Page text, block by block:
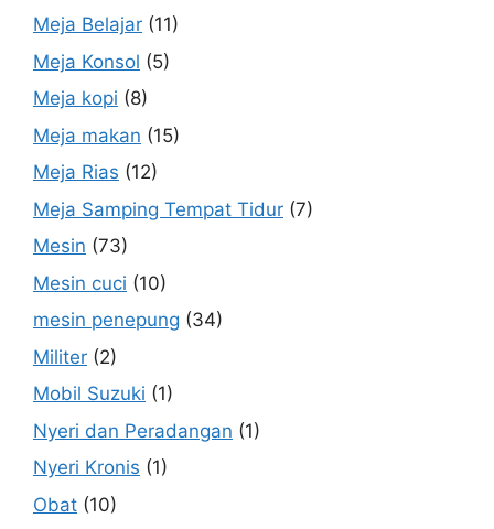
Meja Belajar (11)
Meja Konsol (5)
Meja kopi (8)
Meja makan (15)
Meja Rias (12)
Meja Samping Tempat Tidur (7)
Mesin (73)
Mesin cuci (10)
mesin penepung (34)
Militer (2)
Mobil Suzuki (1)
Nyeri dan Peradangan (1)
Nyeri Kronis (1)
Obat (10)